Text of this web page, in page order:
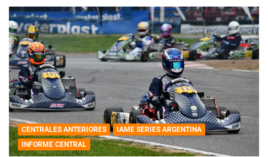
CENTRALES ANTERIORES
IAME SERIES ARGENTINA
INFORME CENTRAL